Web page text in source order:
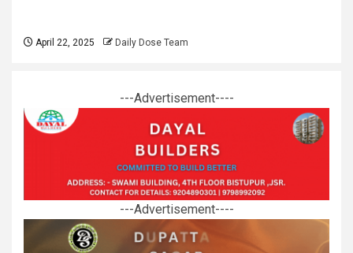
April 22, 2025 Daily Dose Team
---Advertisement----
---Advertisement----